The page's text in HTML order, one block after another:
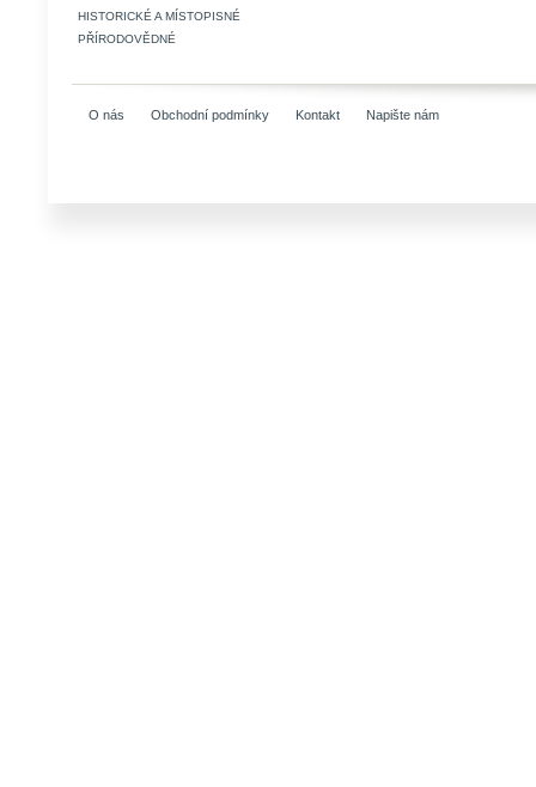
HISTORICKÉ A MÍSTOPISNÉ
PŘÍRODOVĚDNÉ
O nás Obchodní podmínky Kontakt Napište nám